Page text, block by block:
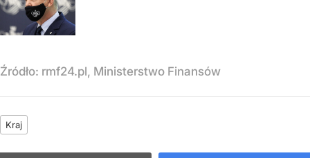
Źródło: rmf24.pl, Ministerstwo Finansów
Kraj